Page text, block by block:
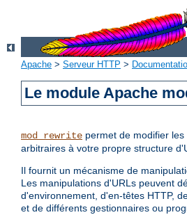
Apache > Serveur HTTP >
Le module Apache
mod_rewrite permet de modifier
arbitraires à votre propre structure
Il fournit un mécanisme de
Les manipulations d'URLs peuvent
d'environnement, d'en-têtes HTTP,
et de différents gestionnaires ou